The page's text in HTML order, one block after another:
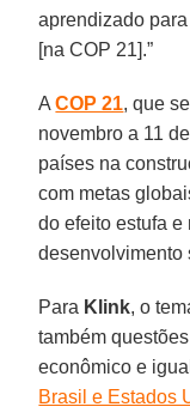
aprendizado
[na COP 21].”
ACOP 21, que
novembro a 11
países na
com metas
do efeito estufa
desenvolvimento
Para Klink, o
também
econômico e
Brasil e Estados